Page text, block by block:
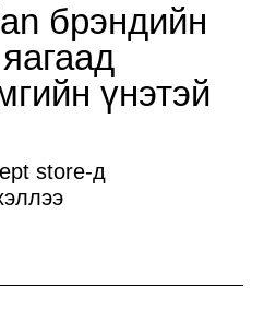
брэндийн
үнэтэй
store-д